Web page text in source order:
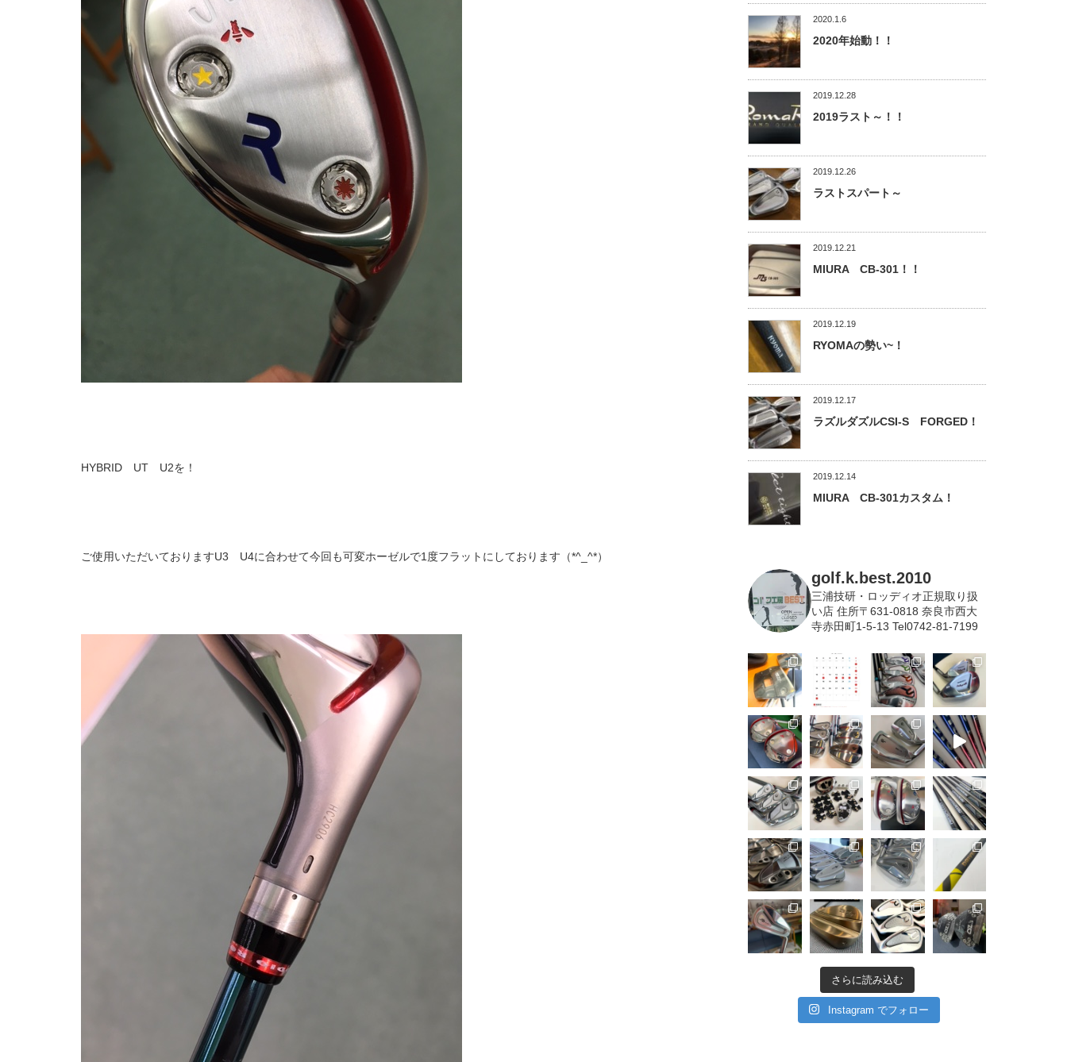
HYBRID UT U2を！
ご使用いただいておりますU3 U4に合わせて今回も可変ホーゼルで1度フラットにしております（*^_^*）
2020.1.6
2020年始動！！
2019.12.28
2019ラスト～！！
2019.12.26
ラストスパート～
2019.12.21
MIURA CB-301！！
2019.12.19
RYOMAの勢い~！
2019.12.17
ラズルダズルCSI-S FORGED！
2019.12.14
MIURA CB-301カスタム！
golf.k.best.2010
三浦技研・ロッディオ正規取り扱
い店 住所〒631-0818 奈良市西大
寺赤田町1-5-13 Tel0742-81-7199
さらに読み込む
Instagram でフォロー